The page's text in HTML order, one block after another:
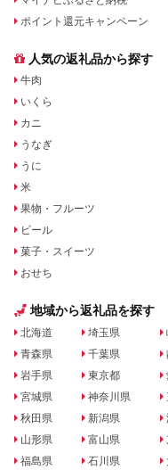
ポイント還元キャンペーン
人気の返礼品から探す
牛肉
いくら
カニ
うなぎ
うに
米
果物・フルーツ
ビール
菓子・スイーツ
おせち
地域から返礼品を探す
北海道
青森県
岩手県
宮城県
秋田県
山形県
福島県
埼玉県
千葉県
東京都
神奈川県
新潟県
富山県
石川県